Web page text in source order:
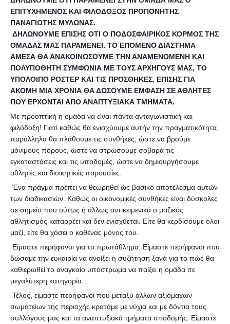
ΕΠΙΤΥΧΗΜΕΝΟΣ ΚΑΙ ΦΙΛΟΔΟΞΟΣ ΠΡΟΠΟΝΗΤΗΣ
ΠΑΝΑΓΙΩΤΗΣ ΜΥΛΩΝΑΣ.
ΔΗΛΩΝΟΥΜΕ ΕΠΙΣΗΣ ΟΤΙ Ο ΠΟΔΟΣΦΑΙΡΙΚΟΣ ΚΟΡΜΟΣ ΤΗΣ
ΟΜΑΔΑΣ ΜΑΣ ΠΑΡΑΜΕΝΕΙ. ΤΟ ΕΠΟΜΕΝΟ ΔΙΑΣΤΗΜΑ
ΑΜΕΣΑ ΘΑ ΑΝΑΚΟΙΝΩΣΟΥΜΕ ΤΗΝ ΑΝΑΜΕΝΟΜΕΝΗ ΚΑΙ
ΠΟΛΥΠΟΘΗΤΗ ΣΥΜΦΩΝΙΑ ΜΕ ΤΟΥΣ ΑΡΧΗΓΟΥΣ ΜΑΣ, ΤΟ
ΥΠΟΛΟΙΠΟ ΡΟΣΤΕΡ ΚΑΙ ΤΙΣ ΠΡΟΣΘΗΚΕΣ. ΕΠΙΣΗΣ ΓΙΑ
ΑΚΟΜΗ ΜΙΑ ΧΡΟΝΙΑ ΘΑ ΔΩΣΟΥΜΕ ΕΜΦΑΣΗ ΣΕ ΑΘΛΗΤΕΣ
ΠΟΥ ΕΡΧΟΝΤΑΙ ΑΠΟ ΑΝΑΠΤΥΞΙΑΚΑ ΤΜΗΜΑΤΑ.
Με προοπτική η ομάδα να είναι πάντα ανταγωνιστική και
φιλόδοξη! Γιατί καθώς θα ενισχύουμε αυτήν την πραγματικότητα,
παράλληλα θα πλάθουμε τις συνθήκες, ώστε να βρούμε
μόνιμους πόρους, ώστε να στρώσουμε σοβαρά τις
εγκαταστάσεις και τις υποδομές, ώστε να δημιουργήσουμε
αθλητές και διοικητικές παρουσίες.
Ένα πράγμα πρέπει να θεωρηθεί ώς βασικό αποτέλεσμα αυτών
των διαδικασιών. Καθώς οι οικονομικές συνθήκες είναι δύσκολες
σε σημείο που ούτως ή άλλως αντικειμενικά ο μαζικός
αθλητισμός καταρρέει και δεν ενισχύεται. Είτε θα κερδίσουμε όλοι
μαζί, είτε θα χάσει ο καθένας μόνος του.
Είμαστε περήφανοι για το πρωτάθλημα. Είμαστε περήφανοι που
δώσαμε την ευκαιρία να ανοίξει η συζήτηση ξανά για το πώς θα
καθιερωθεί το αναγκαίο υπόστρωμα να παίξει η ομάδα σε
μεγαλύτερη κατηγορία.
Τέλος, είμαστε περήφανοι που μεταξύ άλλων αξιόμαχων
σωματείων της περιοχής κρατάμε με νύχια και με δόντια τους
συλλόγους μας και τα αναπτυξιακά τμήματα υποδομής. Είμαστε